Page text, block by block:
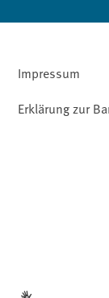
Impressum
Erklärung zur